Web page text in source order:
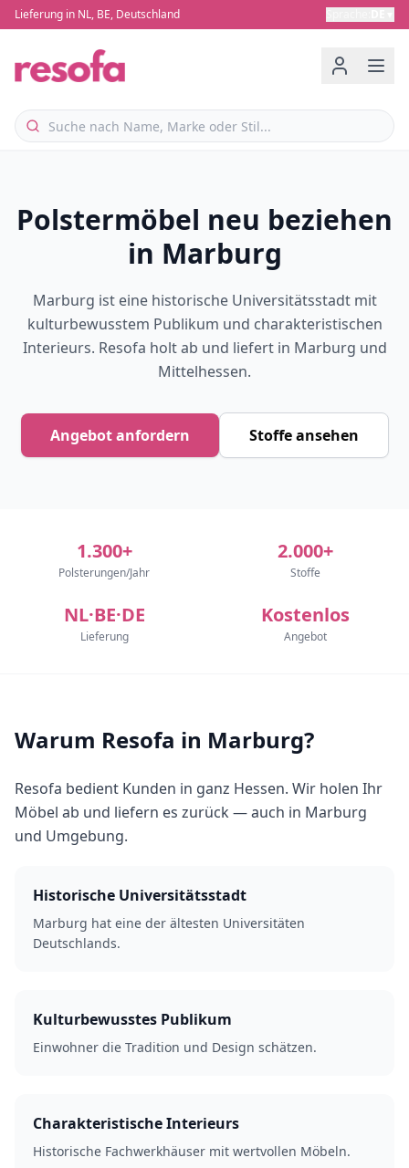
Lieferung in NL, BE, Deutschland
Polstermöbel neu beziehen
in Marburg
Marburg ist eine historische Universitätsstadt mit
kulturbewusstem Publikum und charakteristischen
Interieurs. Resofa holt ab und liefert in Marburg und
Mittelhessen.
Angebot anfordern Stoffe ansehen
1.300+
Polsterungen/Jahr
2.000+
Stoffe
NL·BE·DE
Lieferung
Kostenlos
Angebot
Warum Resofa in Marburg?
Resofa bedient Kunden in ganz Hessen. Wir holen Ihr
Möbel ab und liefern es zurück — auch in Marburg
und Umgebung.
Historische Universitätsstadt
Marburg hat eine der ältesten Universitäten
Deutschlands.
Kulturbewusstes Publikum
Einwohner die Tradition und Design schätzen.
Charakteristische Interieurs
Historische Fachwerkhäuser mit wertvollen Möbeln.